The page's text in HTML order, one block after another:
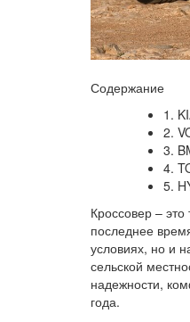
Содержание
1.
2.
3.
4.
5.
Кроссовер –
последнее
условиях, но и
сельской
надежности,
года.